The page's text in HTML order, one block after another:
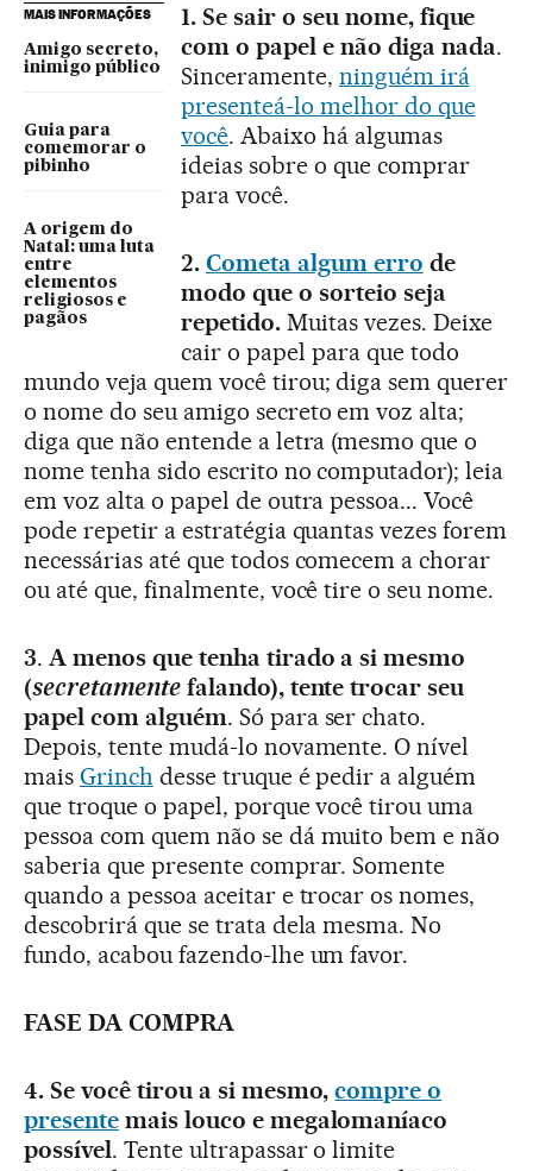
MAIS INFORMAÇÕES
Amigo secreto,
inimigo público
Guia para
comemorar o
pibinho
A origem do
Natal: uma luta
entre
elementos
religiosos e
pagãos
1. Se sair o seu nome, fique
com o papel e não diga nada.
Sinceramente, ninguém irá
presenteá-lo melhor do que
você. Abaixo há algumas
ideias sobre o que comprar
para você.
2. Cometa algum erro de
modo que o sorteio seja
repetido.Muitas vezes. Deixe
cair o papel para que todo
mundo veja quem você tirou; diga sem querer
o nome do seu amigo secreto em voz alta;
diga que não entende a letra (mesmo que o
nome tenha sido escrito no computador); leia
em voz alta o papel de outra pessoa... Você
pode repetir a estratégia quantas vezes forem
necessárias até que todos comecem a chorar
ou até que, finalmente, você tire o seu nome.
3. A menos que tenha tirado a si mesmo
(secretamentefalando), tente trocar seu
papel com alguém. Só para ser chato.
Depois, tente mudá-lo novamente. O nível
mais Grinch desse truque é pedir a alguém
que troque o papel, porque você tirou uma
pessoa com quem não se dá muito bem e não
saberia que presente comprar. Somente
quando a pessoa aceitar e trocar os nomes,
descobrirá que se trata dela mesma. No
fundo, acabou fazendo-lhe um favor.
FASE DA COMPRA
4. Se você tirou a si mesmo,compre o
presentemais louco e megalomaníaco
possível. Tente ultrapassar o limite